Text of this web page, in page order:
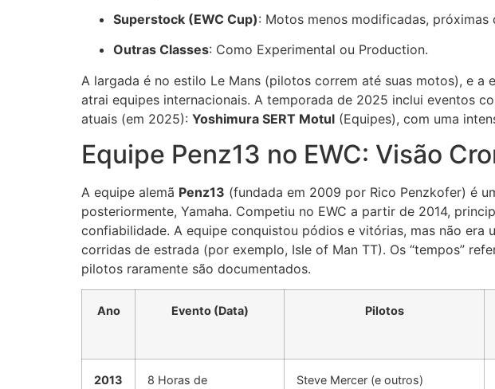
Superstock (EWC Cup): Motos menos modificadas, próximas
Outras Classes: Como Experimental ou Production.
A largada é no estilo Le Mans (pilotos correm até suas motos), e a
atrai equipes internacionais. A temporada de 2025 inclui eventos
atuais (em 2025): Yoshimura SERT Motul (Equipes), com uma
Equipe Penz13 no EWC: Visão
A equipe alemã Penz13 (fundada em 2009 por Rico Penzkofer) é
posteriormente, Yamaha. Competiu no EWC a partir de 2014,
confiabilidade. A equipe conquistou pódios e vitórias, mas não
corridas de estrada (por exemplo, Isle of Man TT). Os “tempos”
pilotos raramente são documentados.
Ano Evento (Data) Pilotos
2013
8 Horas de
Steve Mercer (e outros)